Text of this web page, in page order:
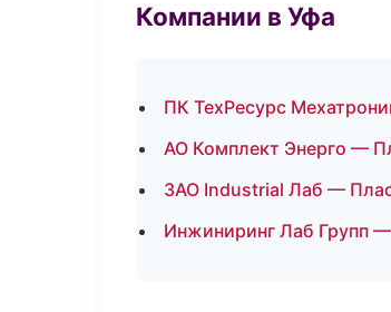
Компании в Уфа
ПК ТехРесурс
АО Комплект Энерго —
ЗАО Industrial Лаб —
Инжиниринг Лаб Групп